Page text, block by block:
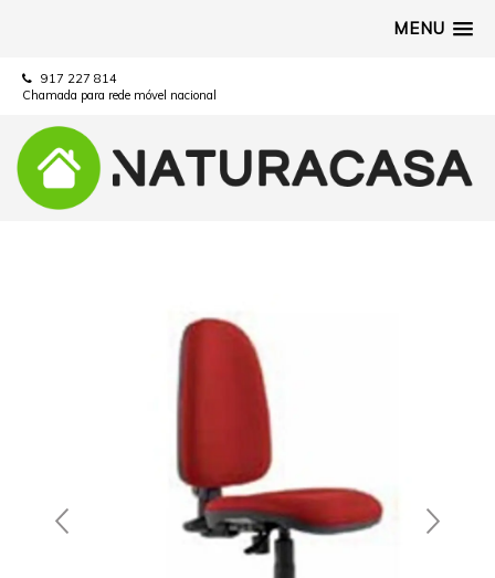
MENU
917 227 814
Chamada para rede móvel nacional